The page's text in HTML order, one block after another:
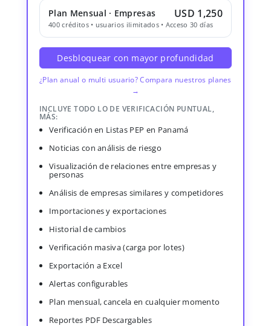
Plan Mensual · Empresas USD 1,250
400 créditos • usuarios ilimitados • Acceso 30 días
Desbloquear con mayor profundidad
¿Plan anual o multi usuario? Compara nuestros planes
→
INCLUYE TODO LO DE VERIFICACIÓN PUNTUAL,
MÁS:
Verificación en Listas PEP en Panamá
Noticias con análisis de riesgo
Visualización de relaciones entre empresas y
personas
Análisis de empresas similares y competidores
Importaciones y exportaciones
Historial de cambios
Verificación masiva (carga por lotes)
Exportación a Excel
Alertas configurables
Plan mensual, cancela en cualquier momento
Reportes PDF Descargables